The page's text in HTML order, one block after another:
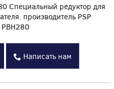
Специальный редуктор для
производитель PSP
Написать нам